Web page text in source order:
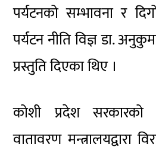
पर्यटनको सम्भावना र
पर्यटन नीति विज्ञ डा.
प्रस्तुति दिएका थिए ।
कोशी प्रदेश
वातावरण मन्त्रालयद्वारा